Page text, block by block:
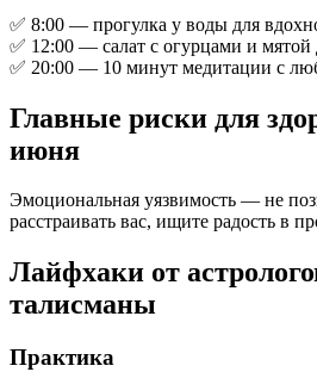
✅ 8:00 — прогулка у воды для
✅ 12:00 — салат с огурцами и мятой
✅ 20:00 — 10 минут медитации с
Главные риски для
июня
Эмоциональная уязвимость — не
расстраивать вас, ищите радость в
Лайфхаки от
талисманы
Практика